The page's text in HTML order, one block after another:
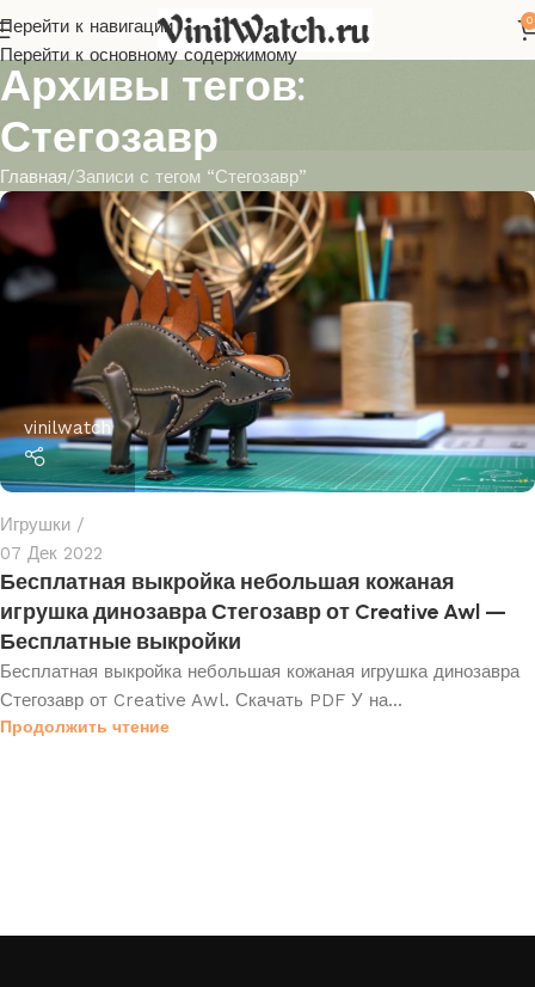
Перейти к навигации
Перейти к основному содержимому
0
Архивы тегов:
Стегозавр
Главная Записи с тегом “Стегозавр”
vinilwatch
Игрушки
07 Дек 2022
Бесплатная выкройка небольшая кожаная
игрушка динозавра Стегозавр от Creative Awl —
Бесплатные выкройки
Бесплатная выкройка небольшая кожаная игрушка динозавра
Стегозавр от Creative Awl. Скачать PDF У на...
Продолжить чтение